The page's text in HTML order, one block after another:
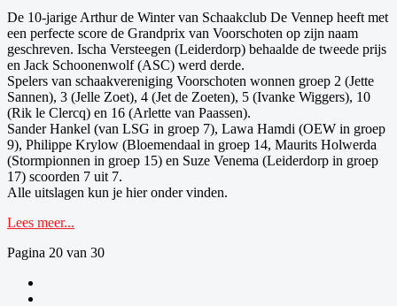
De 10-jarige Arthur de Winter van Schaakclub De Vennep heeft met
een perfecte score de Grandprix van Voorschoten op zijn naam
geschreven. Ischa Versteegen (Leiderdorp) behaalde de tweede prijs
en Jack Schoonenwolf (ASC) werd derde.
Spelers van schaakvereniging Voorschoten wonnen groep 2 (Jette
Sannen), 3 (Jelle Zoet), 4 (Jet de Zoeten), 5 (Ivanke Wiggers), 10
(Rik le Clercq) en 16 (Arlette van Paassen).
Sander Hankel (van LSG in groep 7), Lawa Hamdi (OEW in groep
9), Philippe Krylow (Bloemendaal in groep 14, Maurits Holwerda
(Stormpionnen in groep 15) en Suze Venema (Leiderdorp in groep
17) scoorden 7 uit 7.
Alle uitslagen kun je hier onder vinden.
Lees meer...
Pagina 20 van 30